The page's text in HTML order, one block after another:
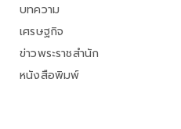
บทความ
เศรษฐกิจ
ข่าวพระราชสำนัก
หนังสือพิมพ์